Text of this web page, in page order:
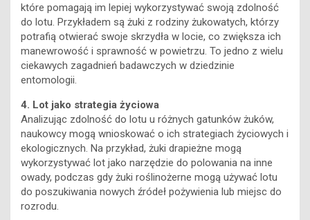
które pomagają im lepiej wykorzystywać swoją zdolność
do lotu. Przykładem są żuki z rodziny żukowatych, którzy
potrafią otwierać swoje skrzydła w locie, co zwiększa ich
manewrowość i sprawność w powietrzu. To jedno z wielu
ciekawych zagadnień badawczych w dziedzinie
entomologii.
4. Lot jako strategia życiowa
Analizując zdolność do lotu u różnych gatunków żuków,
naukowcy mogą wnioskować o ich strategiach życiowych i
ekologicznych. Na przykład, żuki drapieżne mogą
wykorzystywać lot jako narzędzie do polowania na inne
owady, podczas gdy żuki roślinożerne mogą używać lotu
do poszukiwania nowych źródeł pożywienia lub miejsc do
rozrodu.